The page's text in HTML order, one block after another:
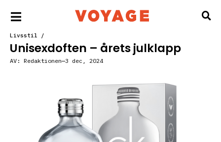
Livsstil /
Unisexdoften – årets julklapp
AV: Redaktionen 3 dec, 2024